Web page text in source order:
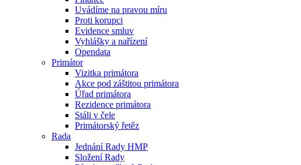
Uvádíme na pravou míru
Proti korupci
Evidence smluv
Vyhlášky a nařízení
Opendata
Primátor
Vizitka primátora
Akce pod záštitou primátora
Úřad primátora
Rezidence primátora
Stáli v čele
Primátorský řetěz
Rada
Jednání Rady HMP
Složení Rady